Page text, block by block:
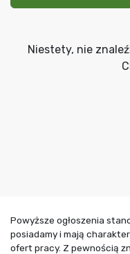
Niestety, nie
Powyższe ogłoszenia
posiadamy i mają
ofert pracy. Z pewnością